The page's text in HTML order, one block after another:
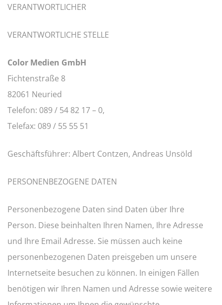
VERANTWORTLICHER
VERANTWORTLICHE STELLE
Color Medien GmbH
Fichtenstraße 8
82061 Neuried
Telefon: 089 / 54 82 17 – 0,
Telefax: 089 / 55 55 51
Geschäftsführer: Albert Contzen, Andreas Unsöld
PERSONENBEZOGENE DATEN
Personenbezogene Daten sind Daten über Ihre
Person. Diese beinhalten Ihren Namen, Ihre Adresse
und Ihre Email Adresse. Sie müssen auch keine
personenbezogenen Daten preisgeben um unsere
Internetseite besuchen zu können. In einigen Fällen
benötigen wir Ihren Namen und Adresse sowie weitere